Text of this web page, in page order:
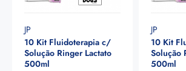
JP
10 Kit Fluidoterapia c/
Solução Ringer Lactato
500ml
JP
10 Kit
Solução
500ml